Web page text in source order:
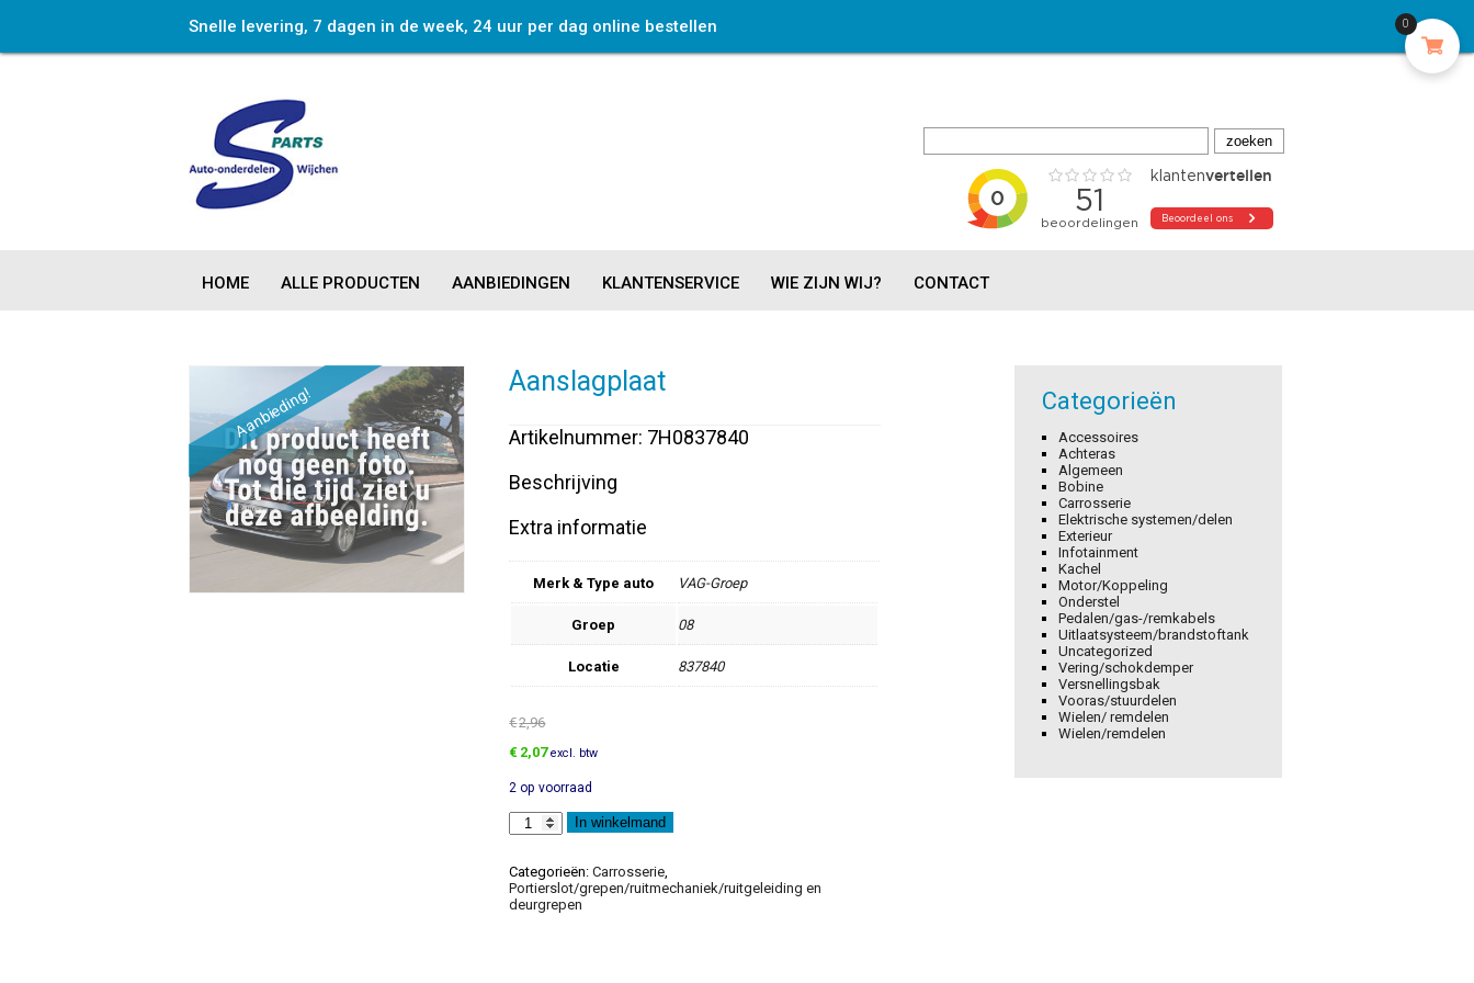
Snelle levering, 7 dagen in de week, 24 uur per dag online bestellen
HOME ALLE PRODUCTEN AANBIEDINGEN KLANTENSERVICE WIE ZIJN WIJ? CONTACT
Aanbieding!
Aanslagplaat
Artikelnummer: 7H0837840
Beschrijving
Extra informatie
Merk & Type auto VAG-Groep
Groep 08
Locatie 837840
€2,96
Oorspronkelijke
was:
€2,96.
€ 2,07Huidige
is:
€2,07.
excl. btw
2 op voorraad
Aanslagplaat
aantal
In winkelmand
Categorieën:Carrosserie
Portierslot/grepen/ruitmechaniek/ruitgeleiding en
deurgrepen
Categorieën
Accessoires
Achteras
Algemeen
Bobine
Carrosserie
Elektrische systemen/delen
Exterieur
Infotainment
Kachel
Motor/Koppeling
Onderstel
Pedalen/gas-/remkabels
Uitlaatsysteem/brandstoftank
Uncategorized
Vering/schokdemper
Versnellingsbak
Vooras/stuurdelen
Wielen/ remdelen
Wielen/remdelen
0